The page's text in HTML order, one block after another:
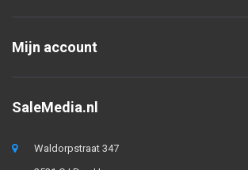
Mijn account
SaleMedia.nl
Waldorpstraat 347